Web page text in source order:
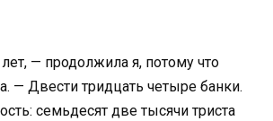
— продолжила я, потому что
— Двести тридцать четыре банки.
семьдесят две тысячи триста